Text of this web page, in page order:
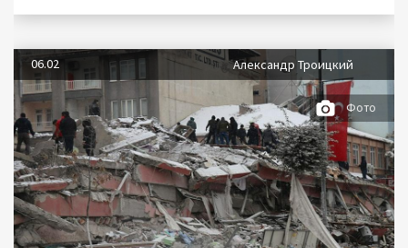
06.02 Александр Троицкий
Фото